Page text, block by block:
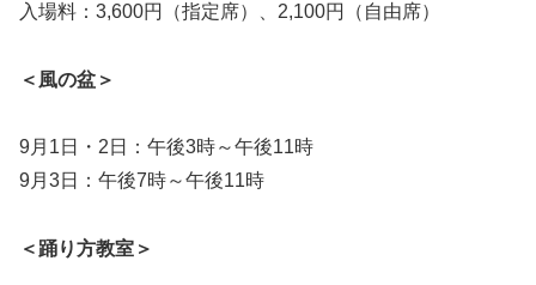
入場料：3,600円（指定席）、2,100円（自由席）
＜風の盆＞
9月1日・2日：午後3時～午後11時
9月3日：午後7時～午後11時
＜踊り方教室＞